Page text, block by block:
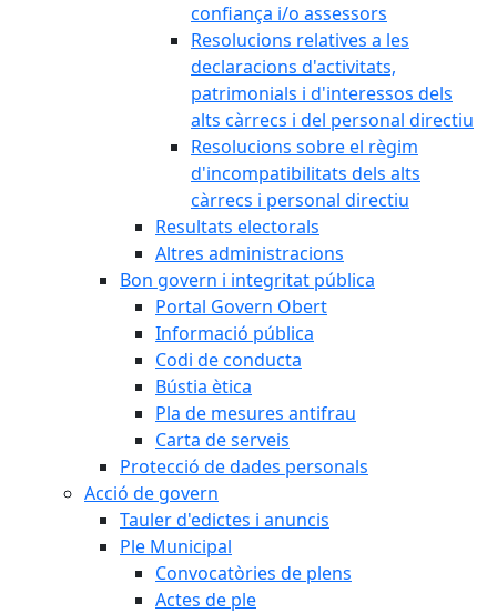
confiança i/o assessors
Resolucions relatives a les
declaracions d'activitats,
patrimonials i d'interessos dels
alts càrrecs i del personal directiu
Resolucions sobre el règim
d'incompatibilitats dels alts
càrrecs i personal directiu
Resultats electorals
Altres administracions
Bon govern i integritat pública
Portal Govern Obert
Informació pública
Codi de conducta
Bústia ètica
Pla de mesures antifrau
Carta de serveis
Protecció de dades personals
Acció de govern
Tauler d'edictes i anuncis
Ple Municipal
Convocatòries de plens
Actes de ple